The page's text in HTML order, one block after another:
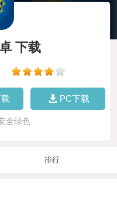
下载
PC下载
全绿色
排行